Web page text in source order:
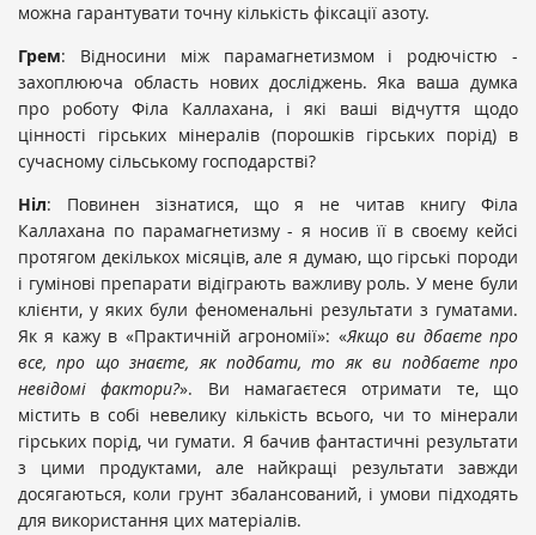
можна гарантувати точну кількість фіксації азоту.
Грем: Відносини між парамагнетизмом і родючістю -
захоплююча область нових досліджень. Яка ваша думка
про роботу Філа Каллахана, і які ваші відчуття щодо
цінності гірських мінералів (порошків гірських порід) в
сучасному сільському господарстві?
Ніл: Повинен зізнатися, що я не читав книгу Філа
Каллахана по парамагнетизму - я носив її в своєму кейсі
протягом декількох місяців, але я думаю, що гірські породи
і гумінові препарати відіграють важливу роль. У мене були
клієнти, у яких були феноменальні результати з гуматами.
Як я кажу в «Практичній агрономії»: «Якщо ви дбаєте про
все, про що знаєте, як подбати, то як ви подбаєте про
невідомі фактори?». Ви намагаєтеся отримати те, що
містить в собі невелику кількість всього, чи то мінерали
гірських порід, чи гумати. Я бачив фантастичні результати
з цими продуктами, але найкращі результати завжди
досягаються, коли грунт збалансований, і умови підходять
для використання цих матеріалів.